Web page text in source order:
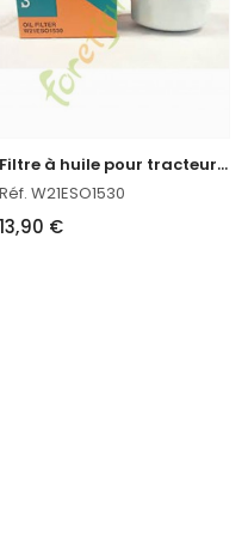
F
iltre à huile pour tracteur kubota
Réf. W21ESO1530
13,90 €